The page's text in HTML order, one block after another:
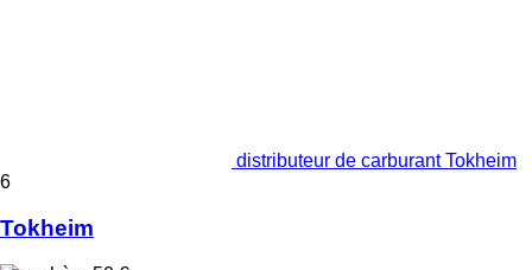
distributeur de carburant Tokheim
6
Tokheim